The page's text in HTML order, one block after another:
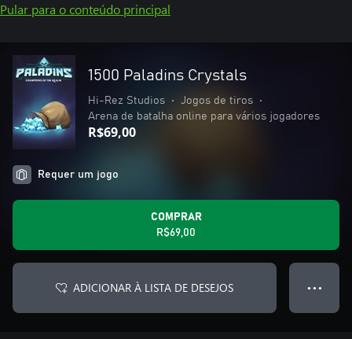
Pular para o conteúdo principal
1500 Paladins Crystals
Hi-Rez Studios • Jogos de tiros
•
Arena de batalha online para vários jogadores
R$69,00
Requer um jogo
COMPRAR
R$69,00
ADICIONAR À LISTA DE DESEJOS ● ● ●